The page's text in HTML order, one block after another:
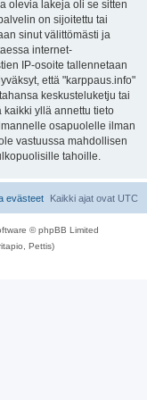
olevia lakeja oli se sitten
on sijoitettu tai
sinut välittömästi ja
internet-
IP-osoite tallennetaan
että "karppaus.info"
keskusteluketju tai
kaikki yllä annettu tieto
osapuolelle ilman
vastuussa mahdollisen
tahoille.
Kaikki ajat ovat UTC
evästeet
© phpBB Limited
Pettis)